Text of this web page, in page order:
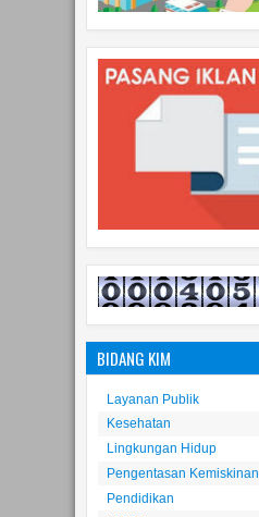
BIDANG KIM
Layanan Publik
Kesehatan
Lingkungan Hidup
Pengentasan Kemiskinan
Pendidikan